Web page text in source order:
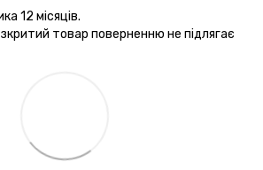
12 місяців.
товар поверненню не підлягає